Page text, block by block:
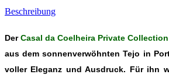
Beschreibung
DerCasal da Coelheira Private
aus dem sonnenverwöhntenTejo in
voller Eleganz und Ausdruck. Für ihn